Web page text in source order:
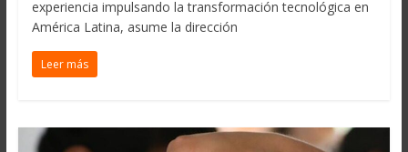
experiencia impulsando la transformación tecnológica en
América Latina, asume la dirección
Leer más